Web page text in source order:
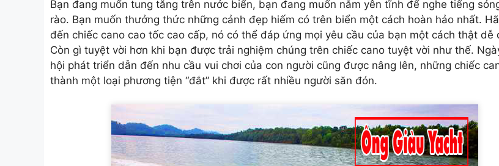
Bạn đang muốn tung tăng trên nước biển, bạn đang muốn nằm yên tĩnh để nghe tiếng
rào. Bạn muốn thưởng thức những cảnh đẹp hiếm có trên biển một cách hoàn hảo nhất.
đến chiếc cano cao tốc cao cấp, nó có thể đáp ứng mọi yêu cầu của bạn một cách thật dễ
Còn gì tuyệt vời hơn khi bạn được trải nghiệm chúng trên chiếc cano tuyệt vời như thế.
hội phát triển dẫn đến nhu cầu vui chơi của con người cũng được nâng lên, những chiếc
thành một loại phương tiện “đắt” khi được rất nhiều người săn đón.